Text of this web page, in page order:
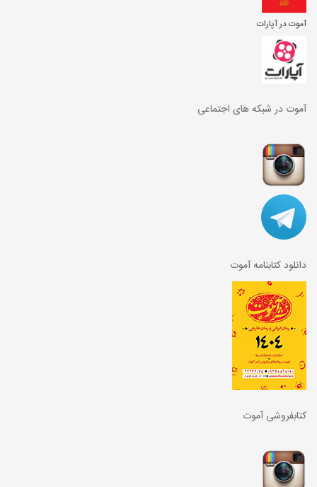
آموت در آپارات
آموت در شبکه های اجتماعی
دانلود کتابنامه آموت
کتابفروشی آموت